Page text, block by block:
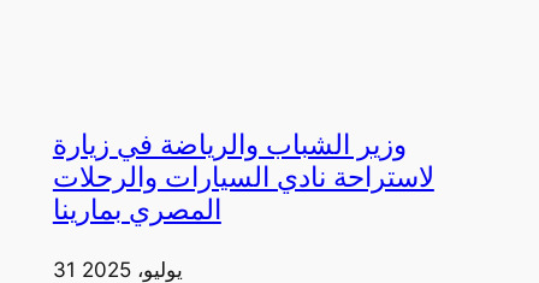
وزير الشباب والرياضة في زيارة
لاستراحة نادي السيارات والرحلات
المصري بمارينا
31 يوليو، 2025